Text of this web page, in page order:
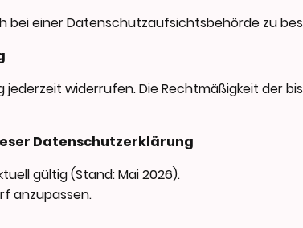
bei einer Datenschutzaufsichtsbehörde zu
jederzeit widerrufen. Die Rechtmäßigkeit der
Datenschutzerklärung
gültig (Stand: Mai 2026).
anzupassen.